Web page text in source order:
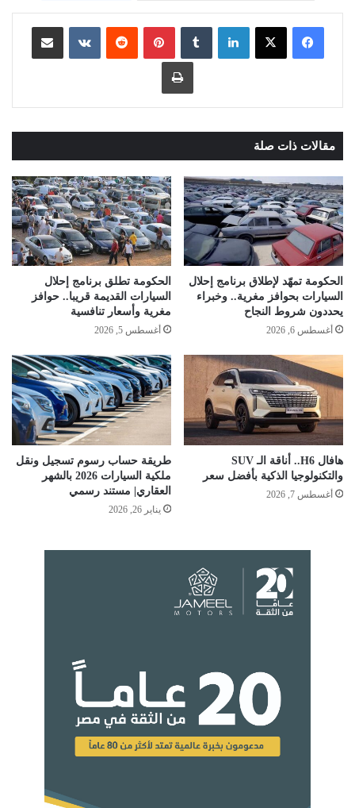
لينكدإن ‏Tumblr بينتيريست
‏Reddit
‏VKontakte مشاركة عبر البريد
طباعة
مقالات ذات صلة
الحكومة تمهّد لإطلاق برنامج إحلال
السيارات بحوافز مغرية.. وخبراء
يحددون شروط النجاح
أغسطس 6, 2026
الحكومة تطلق برنامج إحلال
السيارات القديمة قريبا.. حوافز
مغرية وأسعار تنافسية
أغسطس 5, 2026
هافال H6.. أناقة الـ SUV
والتكنولوجيا الذكية بأفضل سعر
أغسطس 7, 2026
طريقة حساب رسوم تسجيل ونقل
ملكية السيارات 2026 بالشهر
العقاري| مستند رسمي
يناير 26, 2026